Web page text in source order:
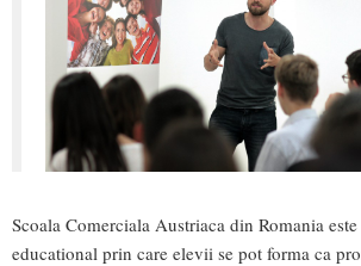
Scoala Comerciala Austriaca din Romania
educational prin care elevii se pot forma ca